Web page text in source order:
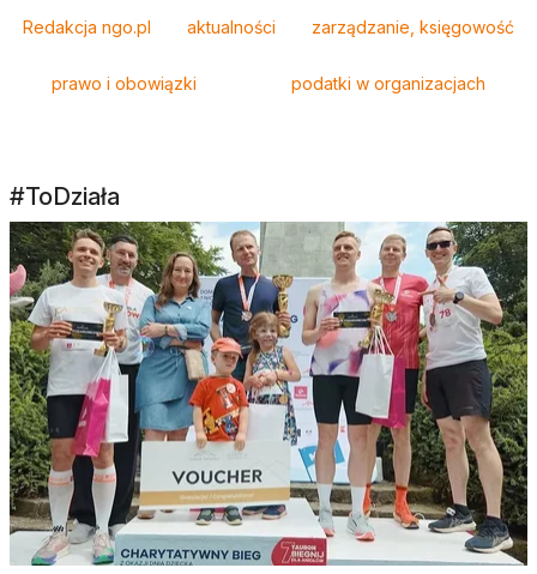
Redakcja ngo.pl aktualności zarządzanie, księgowość
prawo i obowiązki podatki w organizacjach
#ToDziała